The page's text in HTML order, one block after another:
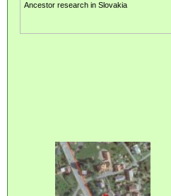
Ancestor research in Slovakia